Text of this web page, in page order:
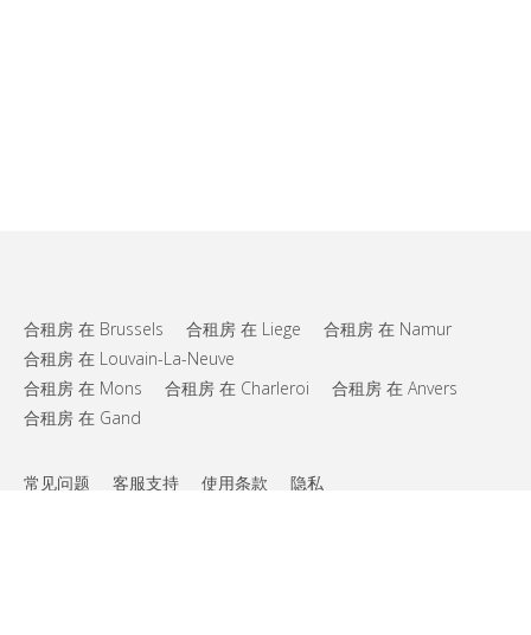
合租房 在 Brussels 合租房 在 Liege
合租房 在 Namur
合租房 在 Louvain-La-Neuve
合租房 在 Mons
合租房 在 Charleroi
合租房 在 Anvers
合租房 在 Gand
常见问题 客服支持 使用条款 隐私